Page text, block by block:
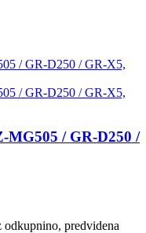
MG505 / GR-D250 /
odkupnino, predvidena